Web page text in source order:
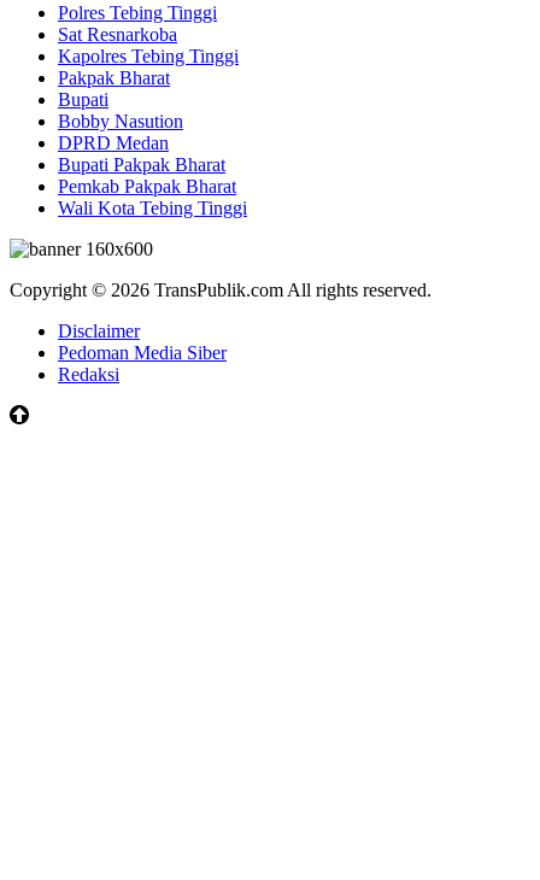
Polres Tebing Tinggi
Sat Resnarkoba
Kapolres Tebing Tinggi
Pakpak Bharat
Bupati
Bobby Nasution
DPRD Medan
Bupati Pakpak Bharat
Pemkab Pakpak Bharat
Wali Kota Tebing Tinggi
Copyright © 2026 TransPublik.com All rights reserved.
Disclaimer
Pedoman Media Siber
Redaksi